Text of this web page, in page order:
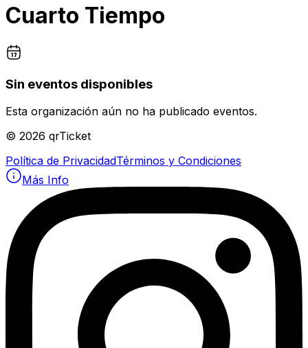
Cuarto Tiempo
Sin eventos disponibles
Esta organización aún no ha publicado eventos.
© 2026 qrTicket
Política de PrivacidadTérminos y Condiciones
Más Info